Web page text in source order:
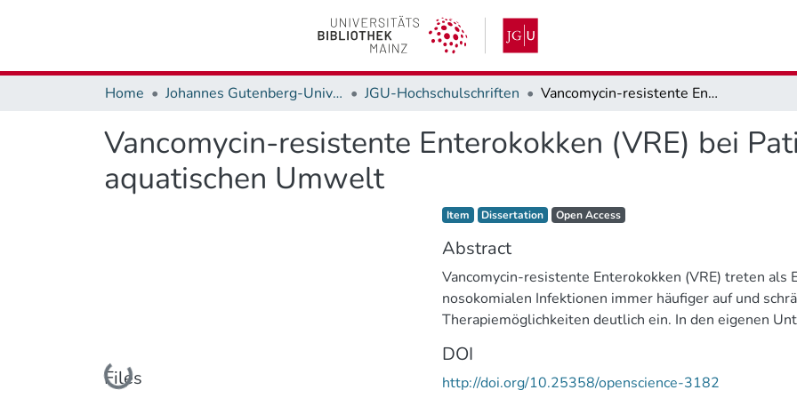
Home Johannes Gutenberg-Universität Mainz JGU-Hochschulschriften Vancomycin-resistente Enterokokken (VRE) bei Patienten und in der aquatischen Umwelt
Vancomycin-resistente Enterokokken (VRE) bei
aquatischen Umwelt
Loading...
Files
Item type:
Item, Dissertation Access status:
Open Access,
Abstract
Vancomycin-resistente Enterokokken (VRE) treten als
nosokomialen Infektionen immer häufiger auf und
Therapiemöglichkeiten deutlich ein. In den eigenen
(VREf) bei Patienten und in der aquatischen Umwelt
Oberflächenwasser) über einen Zeitraum von sechs
DOI
http://doi.org/10.25358/openscience-3182